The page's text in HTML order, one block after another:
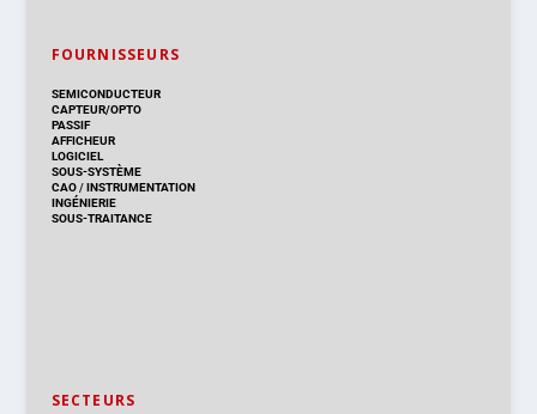
FOURNISSEURS
SEMICONDUCTEUR
CAPTEUR/OPTO
PASSIF
AFFICHEUR
LOGICIEL
SOUS-SYSTÈME
CAO/INSTRUMENTATION
INGÉNIERIE
SOUS-TRAITANCE
SECTEURS